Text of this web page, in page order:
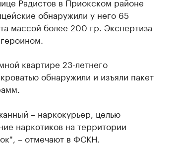
обнаружили у него 65
массой более 200 гр. Экспертиза
квартире 23-летнего
обнаружили и изъяли пакет
– наркокурьер, целью
наркотиков на территории
– отмечают в ФСКН.